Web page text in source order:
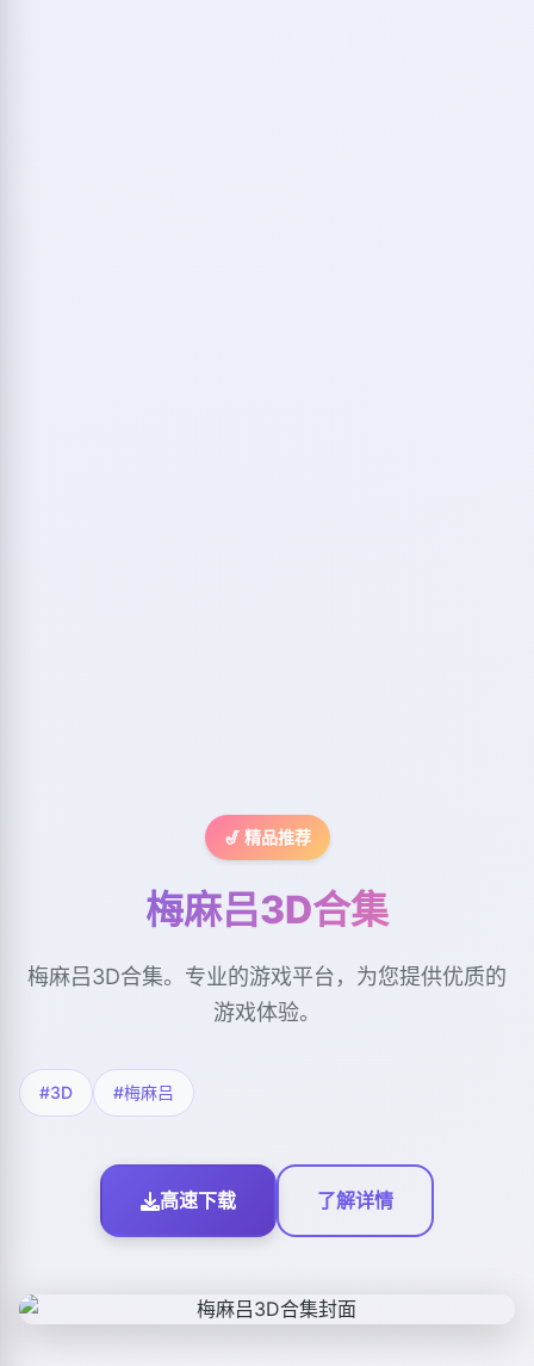
🎷 精品推荐
梅麻吕3D合集
梅麻吕3D合集。专业的游戏平台，为您提供优质的
游戏体验。
#3D #梅麻吕
高速下载 了解详情